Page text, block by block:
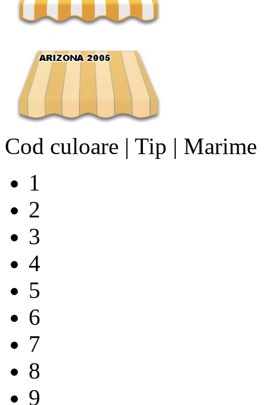
Cod culoare | Tip | Marime
1
2
3
4
5
6
7
8
9